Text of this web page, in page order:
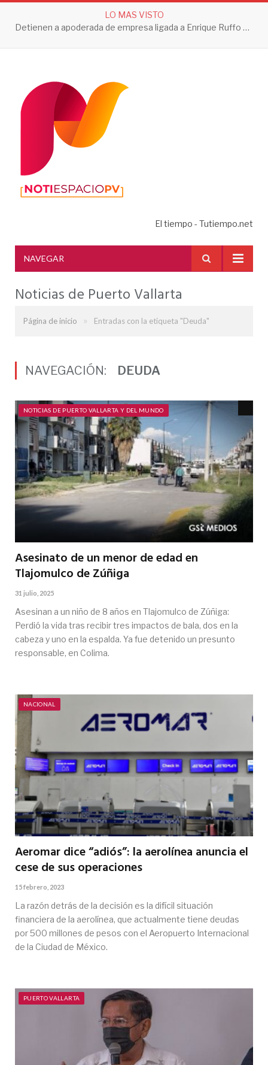
LO MAS VISTO
Detienen a apoderada de empresa ligada a Enrique Ruffo por investigación de Huachicol Fiscal
El tiempo - Tutiempo.net
NAVEGAR
Noticias de Puerto Vallarta
Página de inicio » Entradas con la etiqueta "Deuda"
NAVEGACIÓN: DEUDA
NOTICIAS DE PUERTO VALLARTA Y DEL MUNDO
Asesinato de un menor de edad en
Tlajomulco de Zúñiga
31 julio, 2025
Asesinan a un niño de 8 años en Tlajomulco de Zúñiga:
Perdió la vida tras recibir tres impactos de bala, dos en la
cabeza y uno en la espalda. Ya fue detenido un presunto
responsable, en Colima.
NACIONAL
Aeromar dice “adiós”: la aerolínea anuncia el
cese de sus operaciones
15 febrero, 2023
La razón detrás de la decisión es la difícil situación
financiera de la aerolínea, que actualmente tiene deudas
por 500 millones de pesos con el Aeropuerto Internacional
de la Ciudad de México.
PUERTO VALLARTA